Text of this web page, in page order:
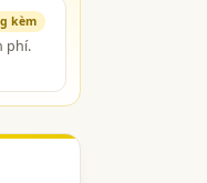
kèm
phí.